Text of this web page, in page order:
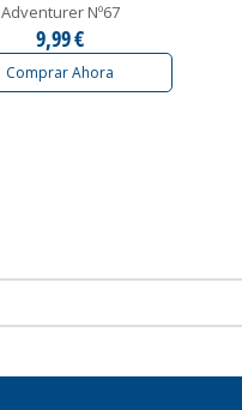
Adventurer Nº67
9,99 €
Comprar Ahora